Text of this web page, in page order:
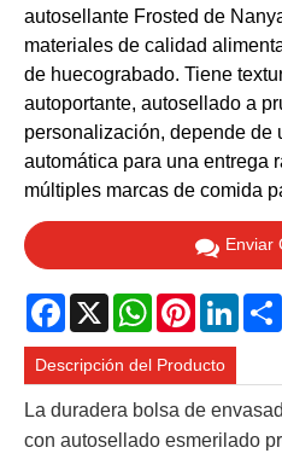
autosellante Frosted de
materiales de calidad
de huecograbado. Tiene
autoportante, autosellado a
personalización, depende de
automática para una entrega
múltiples marcas de comida
Enviar
Facebook
X WhatsAppPinterest
Descripción del Producto
La duradera bolsa de
con autosellado esmerilado